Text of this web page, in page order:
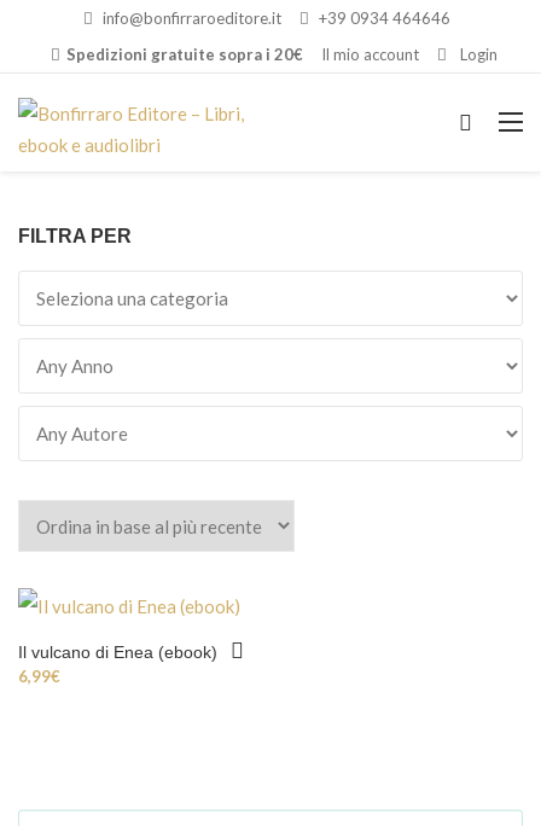
info@bonfirraroeditore.it
+39 0934 464646
Spedizioni gratuite sopra i 20€
Il mio account Login
FILTRA PER
Il vulcano di Enea (ebook)
6,99€